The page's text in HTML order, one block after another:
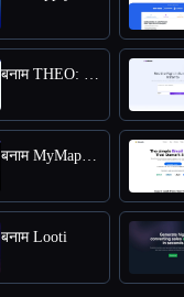
बनाम THEO: Context-aware Strategic Co-Pilot
बनाम MyMap.AI Swot Analysis Generator
बनाम Looti